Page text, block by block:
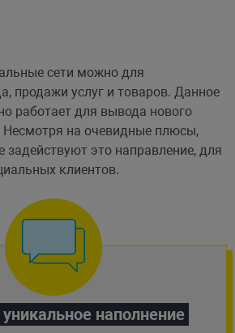
сети можно для
продажи услуг и товаров. Данное
работает для вывода нового
Несмотря на очевидные плюсы,
задействуют это направление, для
клиентов.
наполнение